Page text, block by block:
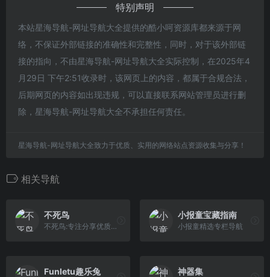
特别声明
本站星海导航-网址导航大全提供的酷小呵资源库都来源于网
络，不保证外部链接的准确性和完整性，同时，对于该外部链
接的指向，不由星海导航-网址导航大全实际控制，在2025年4
月29日 下午2:51收录时，该网页上的内容，都属于合规合法，
后期网页的内容如出现违规，可以直接联系网站管理员进行删
除，星海导航-网址导航大全不承担任何责任。
星海导航-网址导航大全致力于优质、实用的网络站点资源收集与分享！
相关导航
不死鸟
不死鸟:专注分享优质资源
小报童宝藏指南
小报童精选专栏导航
Funletu趣乐兔 神器集